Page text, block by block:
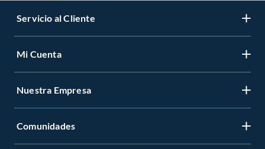
Servicio al Cliente
Mi Cuenta
Nuestra Empresa
Comunidades